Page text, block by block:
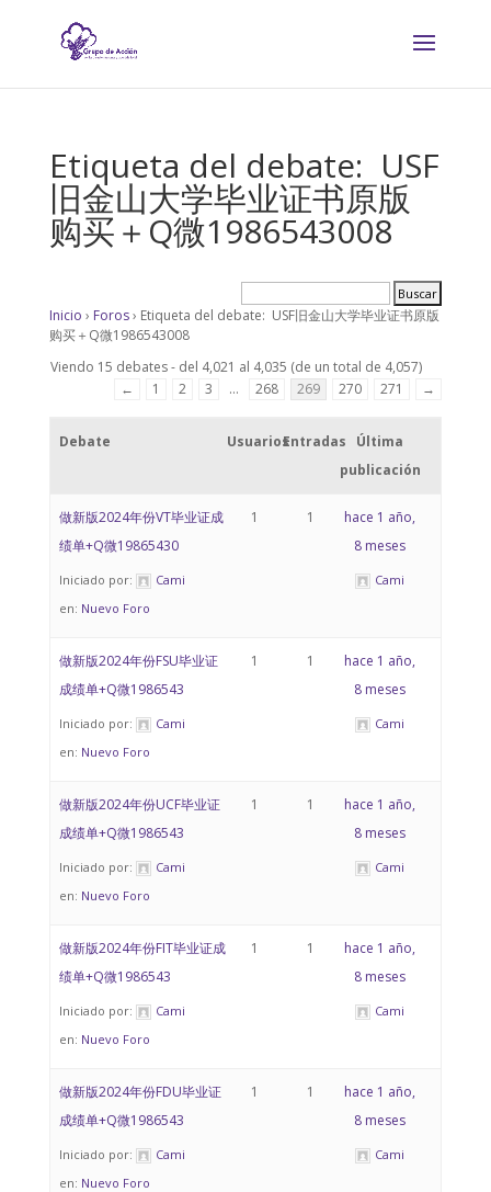
Etiqueta del debate: USF
旧金山大学毕业证书原版
购买＋Q微1986543008
Inicio › Foros› Etiqueta del debate: USF旧金山大学毕业证书原版
购买＋Q微1986543008
Viendo 15 debates - del 4,021 al 4,035 (de un total de 4,057)
←
1 2 3 … 268 269 270 271 →
Debate UsuariosEntradas
Última
publicación
做新版2024年份VT毕业证成
绩单+Q微19865430
Iniciado por:
Cami
en: Nuevo Foro
1 1
hace 1 año,
8 meses
Cami
做新版2024年份FSU毕业证
成绩单+Q微1986543
Iniciado por:
Cami
en: Nuevo Foro
1 1
hace 1 año,
8 meses
Cami
做新版2024年份UCF毕业证
成绩单+Q微1986543
Iniciado por:
Cami
en: Nuevo Foro
1 1
hace 1 año,
8 meses
Cami
做新版2024年份FIT毕业证成
绩单+Q微1986543
Iniciado por:
Cami
en: Nuevo Foro
1 1
hace 1 año,
8 meses
Cami
做新版2024年份FDU毕业证
成绩单+Q微1986543
Iniciado por:
Cami
en: Nuevo Foro
1 1
hace 1 año,
8 meses
Cami